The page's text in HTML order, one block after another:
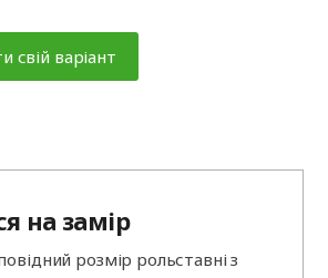
свій варіант
на замір
розмір рольставні з